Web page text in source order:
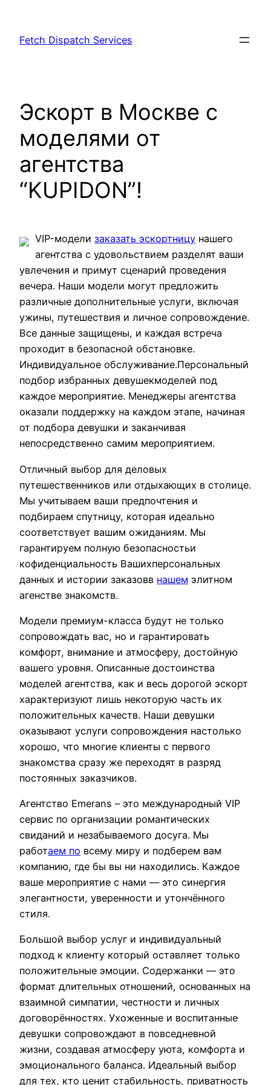
content
Fetch Dispatch Services
Эскорт в Москве с
моделями от
агентства
“KUPIDON”!
VIP-модели заказать эскортницу нашего
агентства с удовольствием разделят ваши
увлечения и примут сценарий проведения
вечера. Наши модели могут предложить
различные дополнительные услуги, включая
ужины, путешествия и личное сопровождение.
Все данные защищены, и каждая встреча
проходит в безопасной обстановке.
Индивидуальное обслуживание.Персональный
подбор избранных девушекмоделей под
каждое мероприятие. Менеджеры агентства
оказали поддержку на каждом этапе, начиная
от подбора девушки и заканчивая
непосредственно самим мероприятием.
Отличный выбор для деловых
путешественников или отдыхающих в столице.
Мы учитываем ваши предпочтения и
подбираем спутницу, которая идеально
соответствует вашим ожиданиям. Мы
гарантируем полную безопасностьи
кофиденциальность Вашихперсональных
данных и истории заказовв нашем элитном
агенстве знакомств.
Модели премиум-класса будут не только
сопровождать вас, но и гарантировать
комфорт, внимание и атмосферу, достойную
вашего уровня. Описанные достоинства
моделей агентства, как и весь дорогой эскорт
характеризуют лишь некоторую часть их
положительных качеств. Наши девушки
оказывают услуги сопровождения настолько
хорошо, что многие клиенты с первого
знакомства сразу же переходят в разряд
постоянных заказчиков.
Агентство Emerans – это международный VIP
сервис по организации романтических
свиданий и незабываемого досуга. Мы
работаем по всему миру и подберем вам
компанию, где бы вы ни находились. Каждое
ваше мероприятие с нами — это синергия
элегантности, уверенности и утончённого
стиля.
Большой выбор услуг и индивидуальный
подход к клиенту который оставляет только
положительные эмоции. Содержанки — это
формат длительных отношений, основанных на
взаимной симпатии, честности и личных
договорённостях. Ухоженные и воспитанные
девушки сопровождают в повседневной
жизни, создавая атмосферу уюта, комфорта и
эмоционального баланса. Идеальный выбор
для тех, кто ценит стабильность, приватность